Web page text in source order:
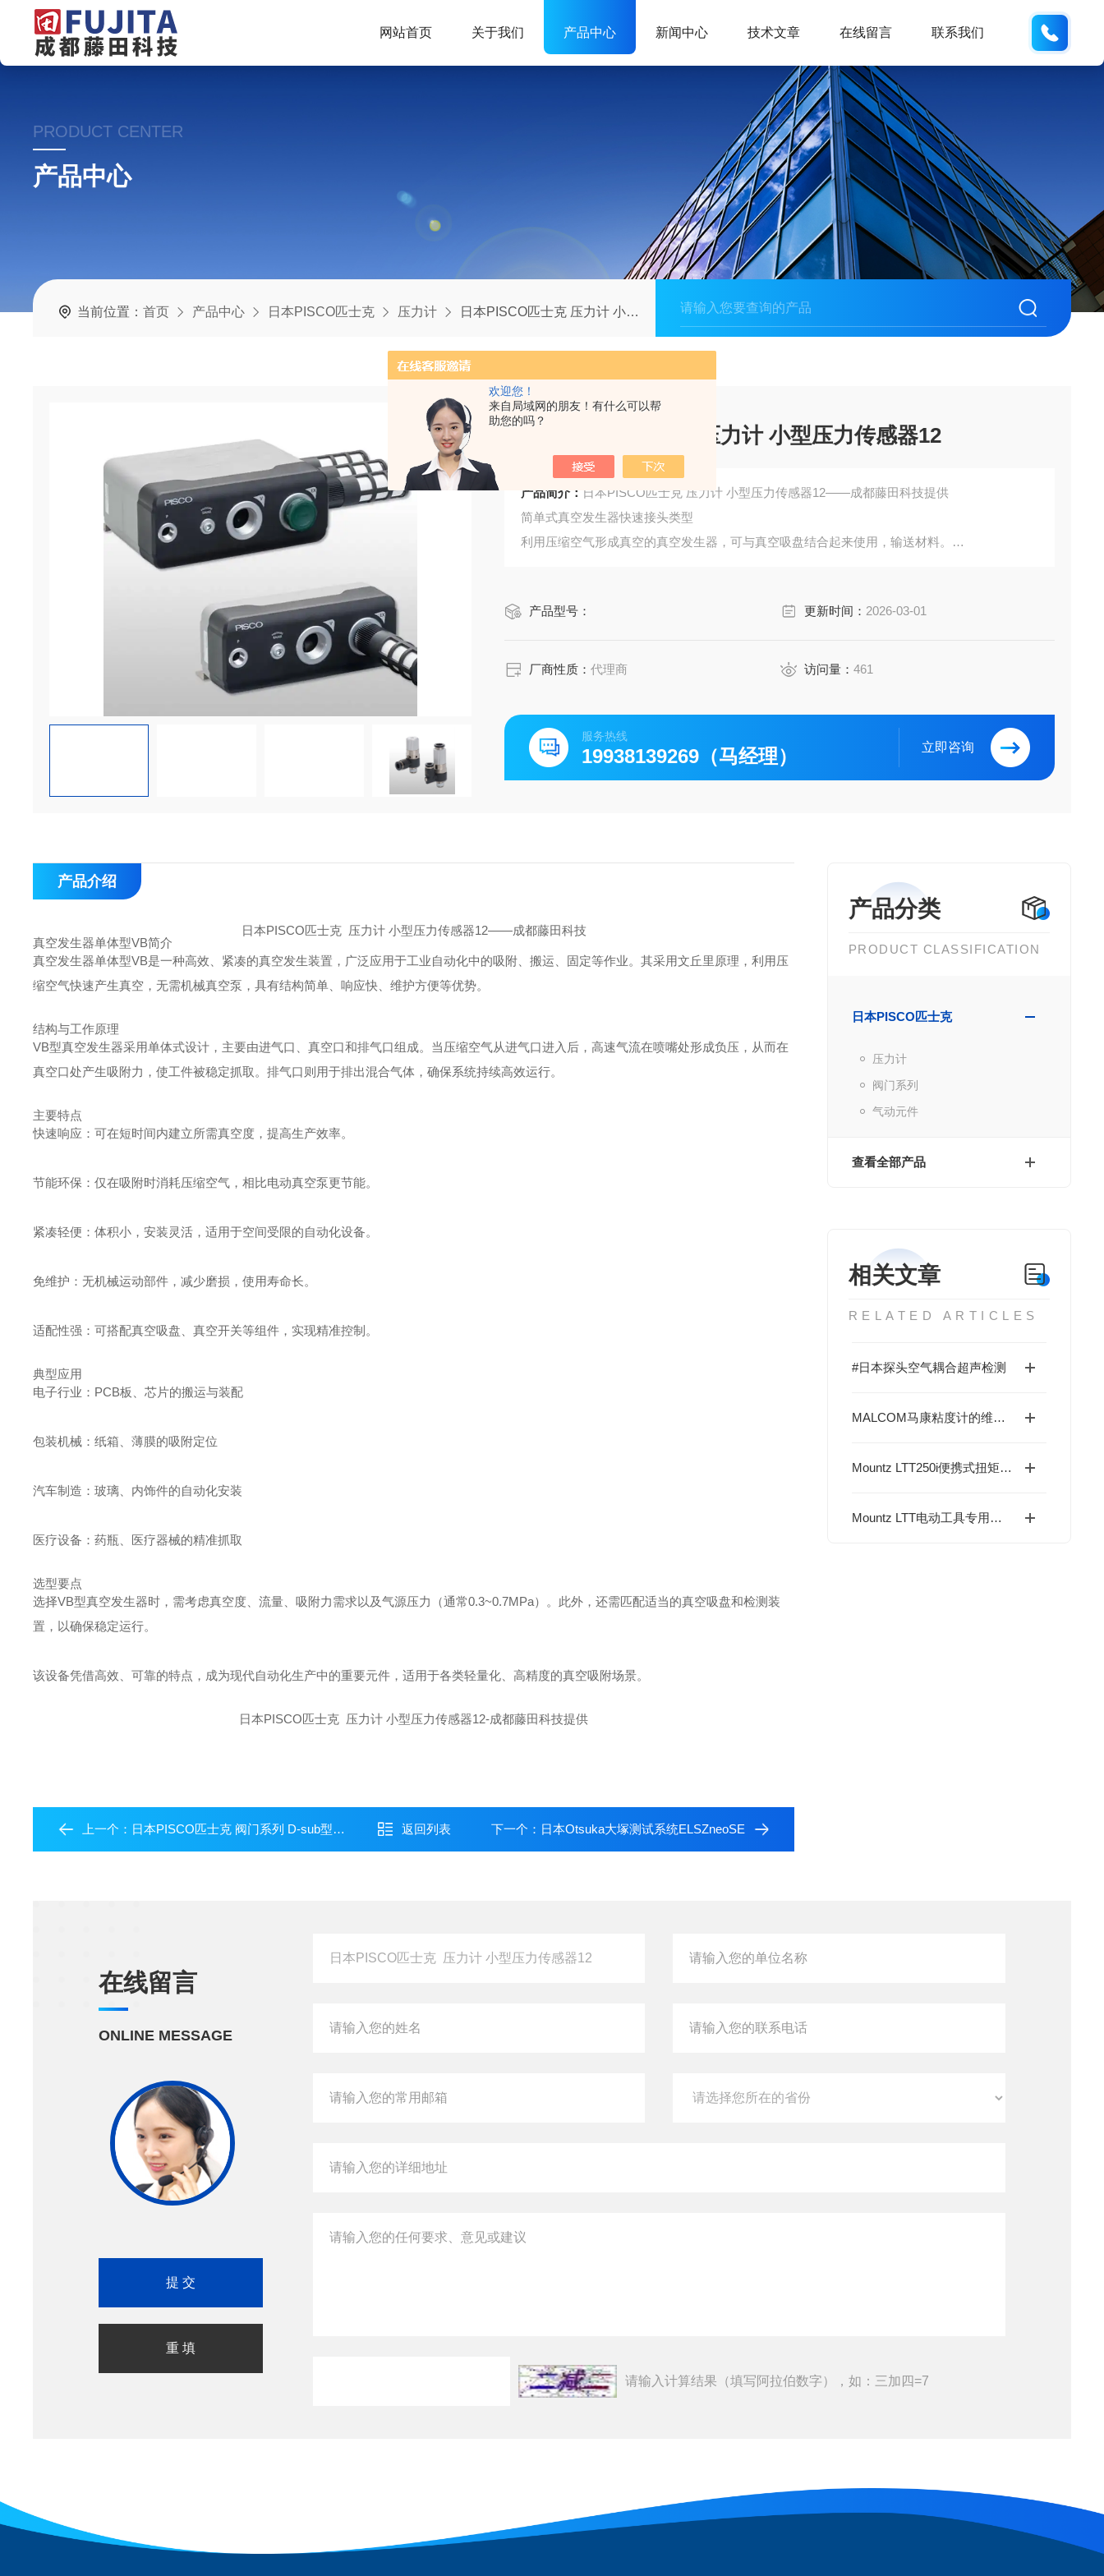
欢迎您！
来自局域网的朋友！有什么可以帮
助您的吗？
网站首页 关于我们 产品中心 新闻中心 技术文章 在线留言 联系我们
PRODUCT CENTER
产品中心
当前位置：首页 产品中心 日本PISCO匹士克 压力计 日本PISCO匹士克 压力计 小型压力传感器12
日本PISCO匹士克 压力计 小型压力传感器12
产品简介：
日本PISCO匹士克 压力计 小型压力传感器12——成都藤田科技提供
简单式真空发生器快速接头类型
利用压缩空气形成真空的真空发生器，可与真空吸盘结合起来使用，输送材料。
产品型号：
更新时间： 2026-03-01
厂商性质：代理商 访问量： 461
服务热线
19938139269（马经理） 立即咨询
产品分类
PRODUCT CLASSIFICATION
日本PISCO匹士克
压力计
阀门系列
气动元件
查看全部产品
相关文章
RELATED ARTICLES
#日本探头空气耦合超声检测
MALCOM马康粘度计的维护保养：转子清洁、保护框架使用与存放要求
Mountz LTT250i便携式扭矩校准工作站——实验室与现场两用配置
Mountz LTT电动工具专用扭矩测试系统——带RDA适配器的精准验证
产品介绍
日本PISCO匹士克 压力计 小型压力传感器12——成都藤田科技
真空发生器单体型VB简介
真空发生器单体型VB是一种高效、紧凑的真空发生装置，广泛应用于工业自动化中的吸附、搬运、固定等作业。其采用文丘里原理，利用压
缩空气快速产生真空，无需机械真空泵，具有结构简单、响应快、维护方便等优势。
结构与工作原理
VB型真空发生器采用单体式设计，主要由进气口、真空口和排气口组成。当压缩空气从进气口进入后，高速气流在喷嘴处形成负压，从而在
真空口处产生吸附力，使工件被稳定抓取。排气口则用于排出混合气体，确保系统持续高效运行。
主要特点
快速响应：可在短时间内建立所需真空度，提高生产效率。
节能环保：仅在吸附时消耗压缩空气，相比电动真空泵更节能。
紧凑轻便：体积小，安装灵活，适用于空间受限的自动化设备。
免维护：无机械运动部件，减少磨损，使用寿命长。
适配性强：可搭配真空吸盘、真空开关等组件，实现精准控制。
典型应用
电子行业：PCB板、芯片的搬运与装配
包装机械：纸箱、薄膜的吸附定位
汽车制造：玻璃、内饰件的自动化安装
医疗设备：药瓶、医疗器械的精准抓取
选型要点
选择VB型真空发生器时，需考虑真空度、流量、吸附力需求以及气源压力（通常0.3~0.7MPa）。此外，还需匹配适当的真空吸盘和检测装
置，以确保稳定运行。
该设备凭借高效、可靠的特点，成为现代自动化生产中的重要元件，适用于各类轻量化、高精度的真空吸附场景。
日本PISCO匹士克 压力计 小型压力传感器12-成都藤田科技提供
上一个： 日本PISCO匹士克 阀门系列 D-sub型连接器 返回列表 下一个： 日本Otsuka大塚测试系统ELSZneoSE
在线留言
ONLINE MESSAGE
请输入计算结果（填写阿拉伯数字），如：三加四=7